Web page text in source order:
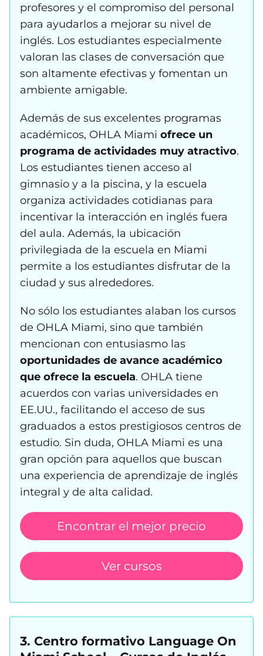
profesores y el compromiso del personal
para ayudarlos a mejorar su nivel de
inglés. Los estudiantes especialmente
valoran las clases de conversación que
son altamente efectivas y fomentan un
ambiente amigable.
Además de sus excelentes programas
académicos, OHLA Miami ofrece un
programa de actividades muy atractivo.
Los estudiantes tienen acceso al
gimnasio y a la piscina, y la escuela
organiza actividades cotidianas para
incentivar la interacción en inglés fuera
del aula. Además, la ubicación
privilegiada de la escuela en Miami
permite a los estudiantes disfrutar de la
ciudad y sus alrededores.
No sólo los estudiantes alaban los cursos
de OHLA Miami, sino que también
mencionan con entusiasmo las
oportunidades de avance académico
que ofrece la escuela. OHLA tiene
acuerdos con varias universidades en
EE.UU., facilitando el acceso de sus
graduados a estos prestigiosos centros de
estudio. Sin duda, OHLA Miami es una
gran opción para aquellos que buscan
una experiencia de aprendizaje de inglés
integral y de alta calidad.
Encontrar el mejor precio
Ver cursos
3. Centro formativo Language On